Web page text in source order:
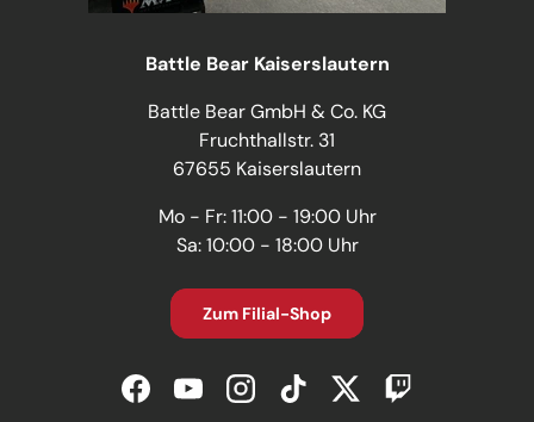
Battle Bear Kaiserslautern
Battle Bear GmbH & Co. KG
Fruchthallstr. 31
67655 Kaiserslautern
Mo - Fr: 11:00 - 19:00 Uhr
Sa: 10:00 - 18:00 Uhr
Zum Filial-Shop
FacebookYouTubeInstagramTikTokTwitterTwitch